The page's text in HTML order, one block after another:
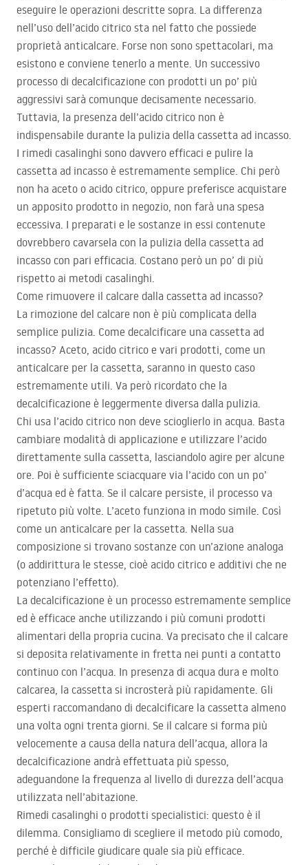
eseguire le operazioni descritte sopra. La differenza
nell’uso dell’acido citrico sta nel fatto che possiede
proprietà anticalcare. Forse non sono spettacolari, ma
esistono e conviene tenerlo a mente. Un successivo
processo di decalcificazione con prodotti un po’ più
aggressivi sarà comunque decisamente necessario.
Tuttavia, la presenza dell’acido citrico non è
indispensabile durante la pulizia della cassetta ad incasso.
I rimedi casalinghi sono davvero efficaci e pulire la
cassetta ad incasso è estremamente semplice. Chi però
non ha aceto o acido citrico, oppure preferisce acquistare
un apposito prodotto in negozio, non farà una spesa
eccessiva. I preparati e le sostanze in essi contenute
dovrebbero cavarsela con la pulizia della cassetta ad
incasso con pari efficacia. Costano però un po’ di più
rispetto ai metodi casalinghi.
Come rimuovere il calcare dalla cassetta ad incasso?
La rimozione del calcare non è più complicata della
semplice pulizia. Come decalcificare una cassetta ad
incasso? Aceto, acido citrico e vari prodotti, come un
anticalcare per la cassetta, saranno in questo caso
estremamente utili. Va però ricordato che la
decalcificazione è leggermente diversa dalla pulizia.
Chi usa l’acido citrico non deve scioglierlo in acqua. Basta
cambiare modalità di applicazione e utilizzare l’acido
direttamente sulla cassetta, lasciandolo agire per alcune
ore. Poi è sufficiente sciacquare via l’acido con un po’
d’acqua ed è fatta. Se il calcare persiste, il processo va
ripetuto più volte. L’aceto funziona in modo simile. Così
come un anticalcare per la cassetta. Nella sua
composizione si trovano sostanze con un’azione analoga
(o addirittura le stesse, cioè acido citrico e additivi che ne
potenziano l’effetto).
La decalcificazione è un processo estremamente semplice
ed è efficace anche utilizzando i più comuni prodotti
alimentari della propria cucina. Va precisato che il calcare
si deposita relativamente in fretta nei punti a contatto
continuo con l’acqua. In presenza di acqua dura e molto
calcarea, la cassetta si incrosterà più rapidamente. Gli
esperti raccomandano di decalcificare la cassetta almeno
una volta ogni trenta giorni. Se il calcare si forma più
velocemente a causa della natura dell’acqua, allora la
decalcificazione andrà effettuata più spesso,
adeguandone la frequenza al livello di durezza dell’acqua
utilizzata nell’abitazione.
Rimedi casalinghi o prodotti specialistici: questo è il
dilemma. Consigliamo di scegliere il metodo più comodo,
perché è difficile giudicare quale sia più efficace.